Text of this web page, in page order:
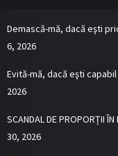
Demască-mă, dacă eşti
6, 2026
Evită-mă, dacă eşti capabil
2026
SCANDAL DE PROPORȚII ÎN
30, 2026